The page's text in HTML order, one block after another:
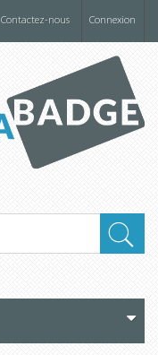
Connexion
Contactez-nous